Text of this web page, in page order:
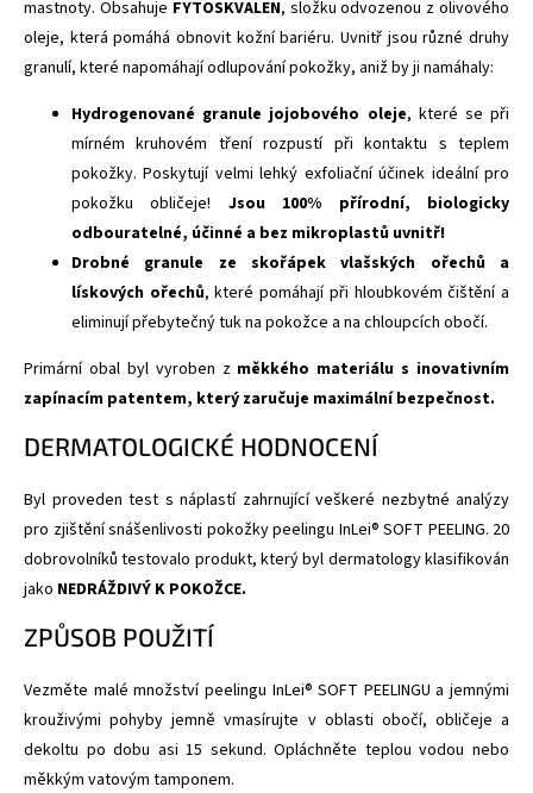
mastnoty. Obsahuje FYTOSKVALEN, složku odvozenou z olivového
oleje, která pomáhá obnovit kožní bariéru. Uvnitř jsou různé druhy
granulí, které napomáhají odlupování pokožky, aniž by ji namáhaly:
Hydrogenované granule jojobového oleje, které se při
mírném kruhovém tření rozpustí při kontaktu s teplem
pokožky. Poskytují velmi lehký exfoliační účinek ideální pro
pokožku obličeje! Jsou 100% přírodní, biologicky
odbouratelné, účinné a bez mikroplastů uvnitř!
Drobné granule ze skořápek vlašských ořechů a
lískových ořechů, které pomáhají při hloubkovém čištění a
eliminují přebytečný tuk na pokožce a na chloupcích obočí.
Primární obal byl vyroben z měkkého materiálu s inovativním
zapínacím patentem, který zaručuje maximální bezpečnost.
DERMATOLOGICKÉ HODNOCENÍ
Byl proveden test s náplastí zahrnující veškeré nezbytné analýzy
pro zjištění snášenlivosti pokožky peelingu InLei® SOFT PEELING. 20
dobrovolníků testovalo produkt, který byl dermatology klasifikován
jako NEDRÁŽDIVÝ K POKOŽCE.
ZPŮSOB POUŽITÍ
Vezměte malé množství peelingu InLei® SOFT PEELINGU a jemnými
krouživými pohyby jemně vmasírujte v oblasti obočí, obličeje a
dekoltu po dobu asi 15 sekund. Opláchněte teplou vodou nebo
měkkým vatovým tamponem.